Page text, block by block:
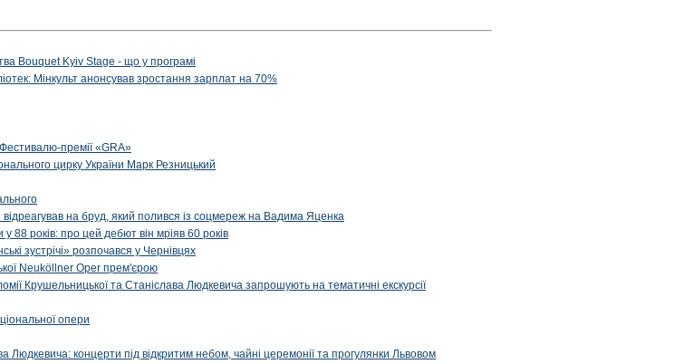
Bouquet Kyiv Stage - що у програмі
Мінкульт анонсував зростання зарплат на 70%
премії «GRA»
цирку України Марк Резницький
відреагував на бруд, який полився із соцмереж на Вадима Яценка
88 років: про цей дебют він мріяв 60 років
зустрічі» розпочався у Чернівцях
Neuköllner Oper прем'єрою
Крушельницької та Станіслава Людкевича запрошують на тематичні екскурсії
опери
Людкевича: концерти під відкритим небом, чайні церемонії та прогулянки Львовом